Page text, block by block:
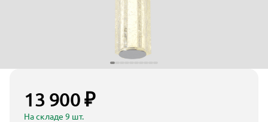
13 900 ₽
На складе 9 шт.